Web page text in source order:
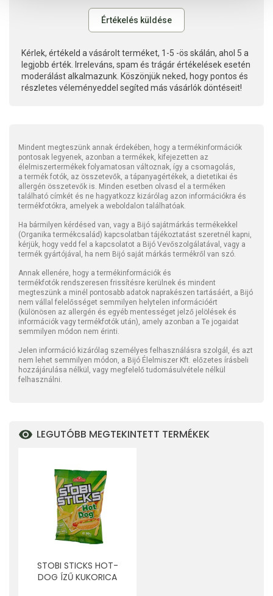
Kérlek, értékeld a vásárolt terméket, 1-5 -ös skálán, ahol 5 a
legjobb érték. Irreleváns, spam és trágár értékelések esetén
moderálást alkalmazunk. Köszönjük neked, hogy pontos és
részletes véleményeddel segíted más vásárlók döntéseit!
Mindent megteszünk annak érdekében, hogy a termékinformációk
pontosak legyenek, azonban a termékek, kifejezetten az
élelmiszertermékek folyamatosan változnak, így a csomagolás,
a termék fotók, az összetevők, a tápanyagértékek, a dietetikai és
allergén összetevők is. Minden esetben olvasd el a terméken
található címkét és ne hagyatkozz kizárólag azon információkra és
termékfotókra, amelyek a weboldalon találhatóak.
Ha bármilyen kérdésed van, vagy a Bijó sajátmárkás termékekkel
(Organika termékcsalád) kapcsolatban tájékoztatást szeretnél kapni,
kérjük, hogy vedd fel a kapcsolatot a Bijó Vevőszolgálatával, vagy a
termék gyártójával, ha nem Bijó saját márkás termékről van szó.
Annak ellenére, hogy a termékinformációk és
termékfotók rendszeresen frissítésre kerülnek és mindent
megteszünk a minél pontosabb adatok naprakészen tartásáért, a Bijó
nem vállal felelősséget semmilyen helytelen információért
(különösen az allergén és egyéb mentességet jelző jelölések és
információk vagy termékfotók után), amely azonban a Te jogaidat
semmilyen módon nem érinti.
Jelen információ kizárólag személyes felhasználásra szolgál, és azt
nem lehet semmilyen módon, a Bijó Élelmiszer Kft. előzetes írásbeli
hozzájárulása nélkül, vagy megfelelő tudomásulvétele nélkül
felhasználni.
LEGUTÓBB MEGTEKINTETT TERMÉKEK
STOBI STICKS HOT-
DOG ÍZŰ KUKORICA